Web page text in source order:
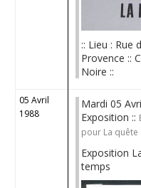
:: Lieu : Rue
Provence ::
Noire ::
05 Avril
1988
Mardi 05
Exposition ::
pour La
Exposition
temps